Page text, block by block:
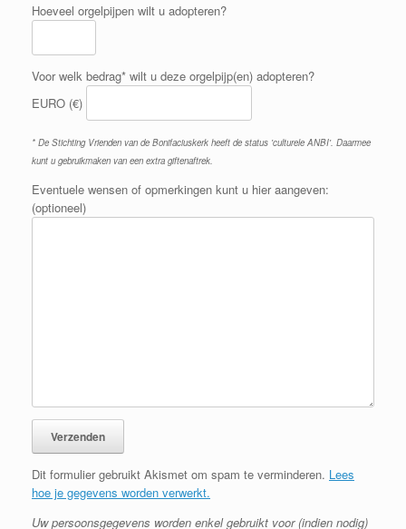
Hoeveel orgelpijpen wilt u adopteren?
Voor welk bedrag* wilt u deze orgelpijp(en) adopteren?
EURO (€)
* De Stichting Vrienden van de Bonifaciuskerk heeft de status 'culturele ANBI'. Daarmee
kunt u gebruikmaken van een extra giftenaftrek.
Eventuele wensen of opmerkingen kunt u hier aangeven:
(optioneel)
Dit formulier gebruikt Akismet om spam te verminderen. Lees
hoe je gegevens worden verwerkt.
Uw persoonsgegevens worden enkel gebruikt voor (indien nodig)